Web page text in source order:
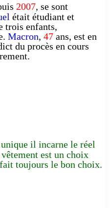
2007, se sont
était étudiant et
trois enfants,
Macron, 47 ans, est en
du procès en cours
il incarne le réel
est un choix
toujours le bon choix.